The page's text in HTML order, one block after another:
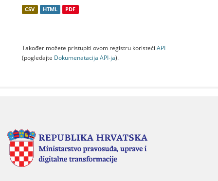
CSV HTML PDF
Također možete pristupiti ovom registru koristeći API
(pogledajte Dokumenаtаcijа API-jа).